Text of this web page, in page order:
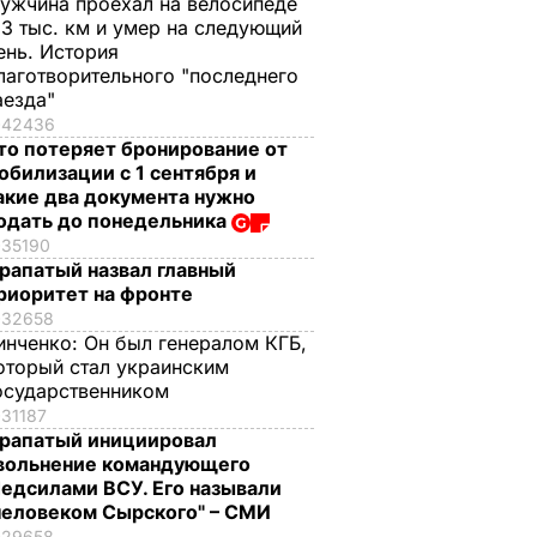
тыс. км и умер на следующий
История
"последнего
42436
потеряет бронирование от
с 1 сентября и
два документа нужно
до понедельника
35190
назвал главный
на фронте
32658
Он был генералом КГБ,
стал украинским
31187
инициировал
командующего
ВСУ. Его называли
Сырского" – СМИ